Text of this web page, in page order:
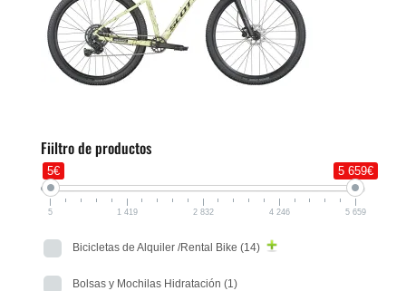
Fiiltro de productos
5€ 5 659€
5 1 419 2 832 4 246 5 659
Bicicletas de Alquiler /Rental Bike (14)
Bolsas y Mochilas Hidratación (1)